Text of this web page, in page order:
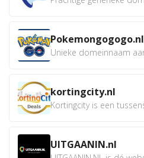
Pokemongogogo.nl
kortingcity.nl
UITGAANIN.nl